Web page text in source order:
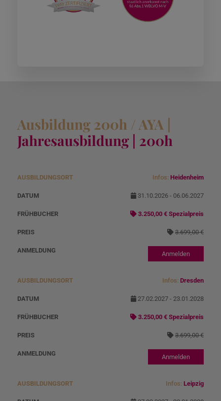
Ausbildung 200h / AYA |
Jahresausbildung | 200h
A
u
s
d
n
g
r
t
D
u
N
o
ei
s
Infos: Heidenheim
31.10.2026 - 06.06.2027
3.250,00 € Spezialpreis
3.699,00 €
Anmelden
Infos: Dresden
27.02.2027 - 23.01.2028
3.250,00 € Spezialpreis
3.699,00 €
Anmelden
Infos: Leipzig